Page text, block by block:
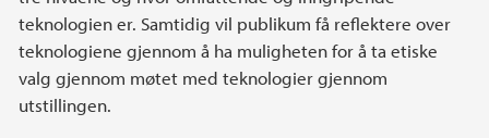
teknologien er. Samtidig vil publikum få reflektere over
teknologiene gjennom å ha muligheten for å ta etiske
valg gjennom møtet med teknologier gjennom
utstillingen.